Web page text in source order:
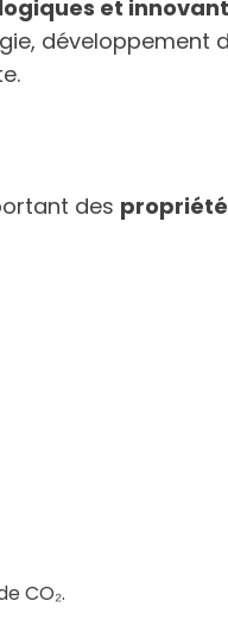
et
développement
des
CO₂.